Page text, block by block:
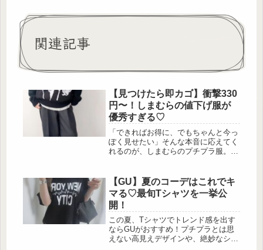
関連記事
【見つけたら即カゴ】衝撃330
円〜！しまむらの値下げ服が
優秀すぎる♡
「できればお得に、でもちゃんと今っ
ぽく見せたい」そんな本音に応えてく
れるのが、しまむらのプチプラ服。中
ンや、着回し力の高いベーシック服が
驚くほど手に取りやすい価格になって
いることも多く、宝探し感覚で楽しめ
るのが魅力。今回は、そんなしまむら
の値下げプチプラ服に注目し、大人目
線で「これは使える！」と思えるアイ
テムをピックアップしていきます！旬
なストリートスタイルに！グラフィッ
【GU】夏のコーデはこれでキ
マる♡最旬Tシャツを一挙公
開！
この夏、Tシャツでトレンド感を出す
ならGUがおすすめ！プチプラとは思
えない高見えデザインや、絶妙なシル